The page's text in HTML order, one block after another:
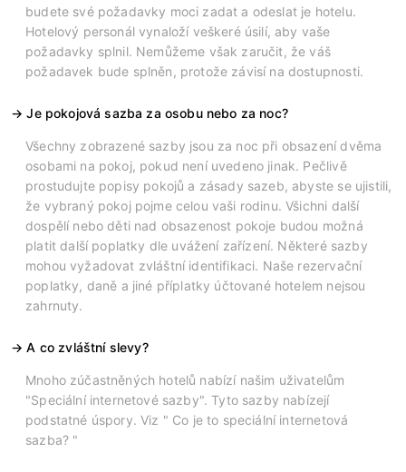
budete své požadavky moci zadat a odeslat je hotelu.
Hotelový personál vynaloží veškeré úsilí, aby vaše
požadavky splnil. Nemůžeme však zaručit, že váš
požadavek bude splněn, protože závisí na dostupnosti.
Je pokojová sazba za osobu nebo za noc?
Všechny zobrazené sazby jsou za noc při obsazení dvěma
osobami na pokoj, pokud není uvedeno jinak. Pečlivě
prostudujte popisy pokojů a zásady sazeb, abyste se ujistili,
že vybraný pokoj pojme celou vaši rodinu. Všichni další
dospělí nebo děti nad obsazenost pokoje budou možná
platit další poplatky dle uvážení zařízení. Některé sazby
mohou vyžadovat zvláštní identifikaci. Naše rezervační
poplatky, daně a jiné příplatky účtované hotelem nejsou
zahrnuty.
A co zvláštní slevy?
Mnoho zúčastněných hotelů nabízí našim uživatelům
"Speciální internetové sazby". Tyto sazby nabízejí
podstatné úspory. Viz " Co je to speciální internetová
sazba? "